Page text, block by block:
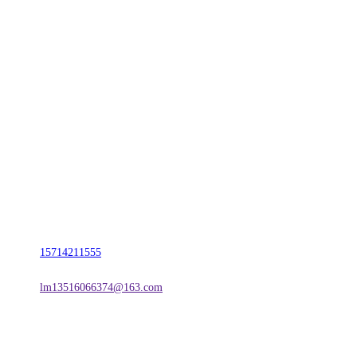
15714211555
lm13516066374@163.com